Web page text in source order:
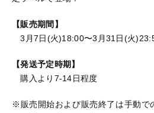
【販売期間】
3月7日(火)18:00〜3月31日(火
【発送予定時期】
購入より7-14日程度
※販売開始および販売終了は手動で